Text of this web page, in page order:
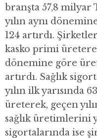
branşta 57,8
yılın aynı
124 artırdı.
kasko primi
dönemine göre
artırdı. Sağlık
yılın ilk yarısında
üreterek, geçen
sağlık üretimlerini
sigortalarında ise